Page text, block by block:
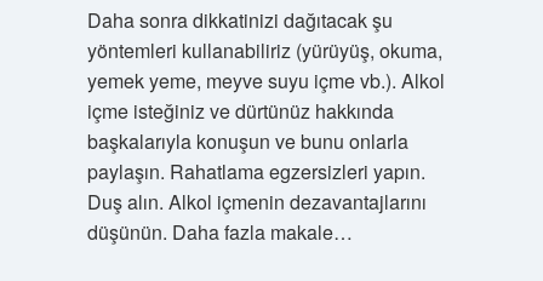
Daha sonra dikkatinizi dağıtacak şu
yöntemleri kullanabiliriz (yürüyüş, okuma,
yemek yeme, meyve suyu içme vb.). Alkol
içme isteğiniz ve dürtünüz hakkında
başkalarıyla konuşun ve bunu onlarla
paylaşın. Rahatlama egzersizleri yapın.
Duş alın. Alkol içmenin dezavantajlarını
düşünün. Daha fazla makale…